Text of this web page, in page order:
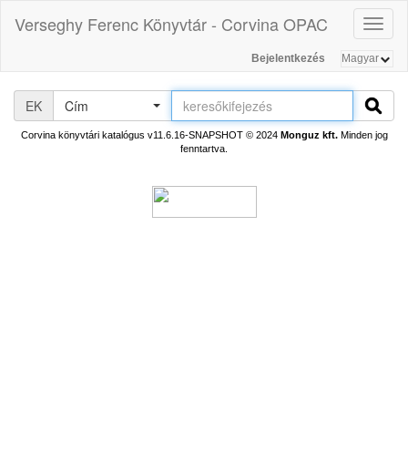
Verseghy Ferenc Könyvtár - Corvina OPAC
Bejelentkezés
EK Cím
Corvina könyvtári katalógus v11.6.16-SNAPSHOT© 2024 Monguz kft.Minden jog
fenntartva.